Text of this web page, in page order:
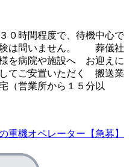
０時間程度で、待機中心で
は問いません。 葬儀社
を病院や施設へ お迎えに
てご安置いただく 搬送業
（営業所から１５分以
機オペレーター【急募】